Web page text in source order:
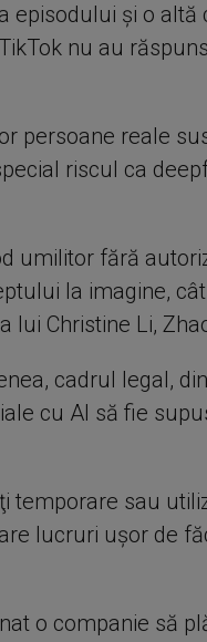
episodului şi o altă
nu au
persoane reale
riscul ca
umilitor fără
la imagine,
lui Christine Li,
cadrul legal,
cu AI să fie
temporare sau
lucruri uşor de
o companie să